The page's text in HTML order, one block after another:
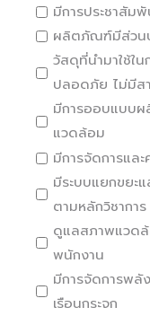
มีการประชาสัม
ผลิตภัณฑ์มีส่วน
วัสดุที่นำมาใช้
ปลอดภัย ไม่มีส
มีการออบแบบ
แวดล้อม
มีการจัดการแล
มีระบบแยกขยะ
ตามหลักวิชาการ
ดูแลสภาพแวดล้
พนักงาน
มีการจัดการพลั
เรือนกระจก